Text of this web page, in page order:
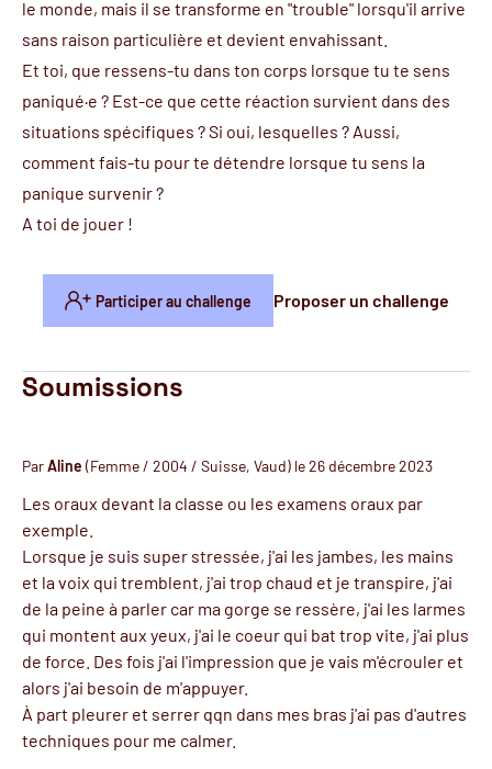
le monde, mais il se transforme en "trouble" lorsqu'il arrive
sans raison particulière et devient envahissant.
Et toi, que ressens-tu dans ton corps lorsque tu te sens
paniqué·e ? Est-ce que cette réaction survient dans des
situations spécifiques ? Si oui, lesquelles ? Aussi,
comment fais-tu pour te détendre lorsque tu sens la
panique survenir ?
A toi de jouer !
Participer au challenge Proposer un challenge
Soumissions
ParAline (Femme / 2004 / Suisse, Vaud) le 26 décembre 2023
Les oraux devant la classe ou les examens oraux par
exemple.
Lorsque je suis super stressée, j'ai les jambes, les mains
et la voix qui tremblent, j'ai trop chaud et je transpire, j'ai
de la peine à parler car ma gorge se ressère, j'ai les larmes
qui montent aux yeux, j'ai le coeur qui bat trop vite, j'ai plus
de force. Des fois j'ai l'impression que je vais m'écrouler et
alors j'ai besoin de m'appuyer.
À part pleurer et serrer qqn dans mes bras j'ai pas d'autres
techniques pour me calmer.